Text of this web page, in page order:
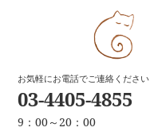
お気軽にお電話でご連絡ください
03-4405-4855
9：00～20：00